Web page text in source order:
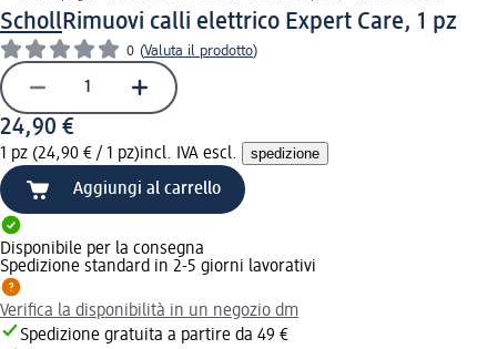
SchollRimuovi calli elettrico Expert Care, 1 pz
0 (Valuta il prodotto)
24,90 €
1 pz (24,90 € / 1 pz)incl. IVA escl. spedizione
Aggiungi al carrello
Disponibile per la consegna
Spedizione standard in 2-5 giorni lavorativi
Verifica la disponibilità in un negozio dm
Spedizione gratuita a partire da 49 €